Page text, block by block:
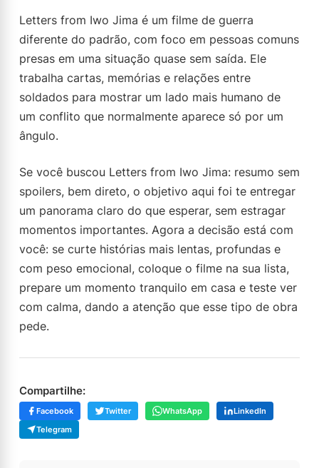
Letters from Iwo Jima é um filme de guerra
diferente do padrão, com foco em pessoas comuns
presas em uma situação quase sem saída. Ele
trabalha cartas, memórias e relações entre
soldados para mostrar um lado mais humano de
um conflito que normalmente aparece só por um
ângulo.
Se você buscou Letters from Iwo Jima: resumo sem
spoilers, bem direto, o objetivo aqui foi te entregar
um panorama claro do que esperar, sem estragar
momentos importantes. Agora a decisão está com
você: se curte histórias mais lentas, profundas e
com peso emocional, coloque o filme na sua lista,
prepare um momento tranquilo em casa e teste ver
com calma, dando a atenção que esse tipo de obra
pede.
Compartilhe:
Facebook Twitter WhatsApp
LinkedIn
Telegram